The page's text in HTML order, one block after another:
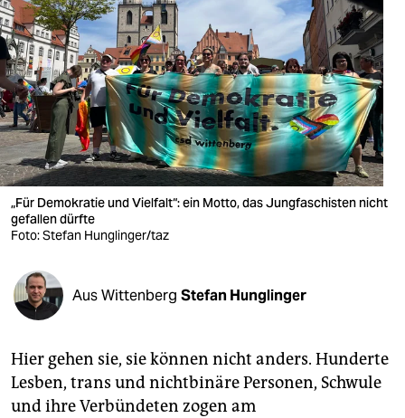
nord
wahrheit
verlag
verlag
veranstaltungen
shop
fragen & hilfe
unterstützen
abo
genossenschaft
epaper login
„Für Demokratie und Vielfalt“: ein Motto, das Jungfaschisten nicht
gefallen dürfte
Foto: Stefan Hunglinger/taz
Aus Wittenberg Stefan Hunglinger
Hier gehen sie, sie können nicht anders. Hunderte
Lesben, trans und nichtbinäre Personen, Schwule
und ihre Verbündeten zogen am